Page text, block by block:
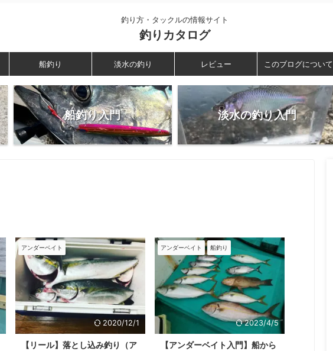
釣り方・タックルの情報サイト
釣りカタログ
船釣り 淡水の釣り レビュー このブログについて
船釣り入門 淡水の釣り入門
アンダーベイト
2020/12/1
【リール】落とし込み釣り（ア
アンダーベイト 船釣り
2023/4/5
【アンダーベイト入門】船から